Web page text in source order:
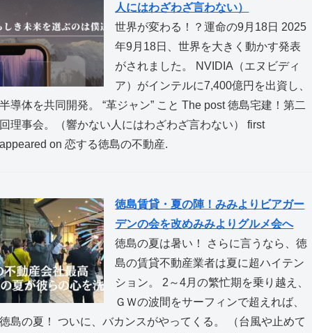
人にはわざわざ言わない）
世界が変わる！？運命の9月18日 2025
年9月18日、世界を大きく動かす発表
がされました。 NVIDIA（エヌビディ
ア）がインテルに7,400億円を出資し、
半導体を共同開発。 “革ジャン” こと The post 徳島宅建！第二
回理事会。（響かない人にはわざわざ言わない） first
appeared on 恋する徳島の不動産.
徳島賃貸・夏の陣！みみよりビアガー
デンの会を改めみみよりグルメ会へ
徳島の夏は暑い！ さらに言うなら、徳
島の賃貸不動産業者は夏に超ハイテン
ション。 2～4月の繁忙期を乗り越え、
ＧＷの波間をサーフィンで超えれば、
徳島の夏！ ついに、バカンスがやってくる。 （台風や止めて